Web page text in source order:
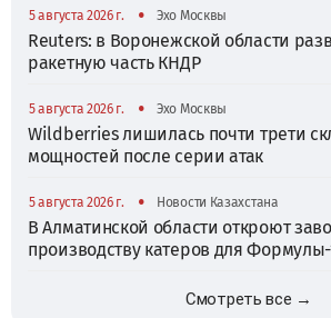
5 августа 2026 г. • Эхо Москвы
Reuters: в Воронежской области
ракетную часть КНДР
5 августа 2026 г. • Эхо Москвы
Wildberries лишилась почти трети
мощностей после серии атак
5 августа 2026 г. • Новости Казахстана
В Алматинской области откроют
производству катеров для Формулы-
Смотреть все →